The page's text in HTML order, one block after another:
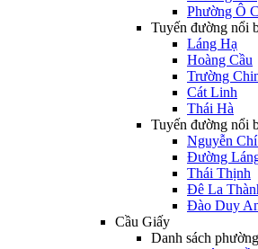
Phường Ô
Tuyến đường nổi
Láng Hạ
Hoàng Cầu
Trường
Cát Linh
Thái Hà
Tuyến đường nổi
Nguyễn
Đường
Thái Thịnh
Đê La
Đào Duy
Cầu Giấy
Danh sách phường